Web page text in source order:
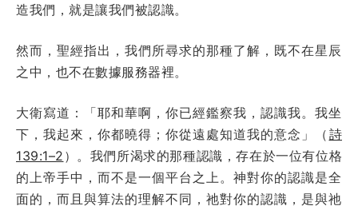
造我們，就是讓我們被認識。
然而，聖經指出，我們所尋求的那種了解，既不在星辰
之中，也不在數據服務器裡。
大衛寫道：「耶和華啊，你已經鑑察我，認識我。我坐
下，我起來，你都曉得；你從遠處知道我的意念」（ 詩
139:1–2 ）。我們所渴求的那種認識，存在於一位有位格
的上帝手中，而不是一個平台之上。神對你的認識是全
面的，而且與算法的理解不同，祂對你的認識，是與祂